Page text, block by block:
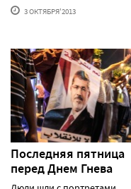
3 ОКТЯБРЯ'2013
Последняя пятница
перед Днем Гнева